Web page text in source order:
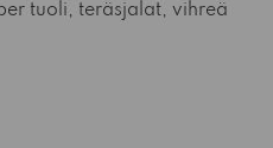
tuoli, teräsjalat, vihreä